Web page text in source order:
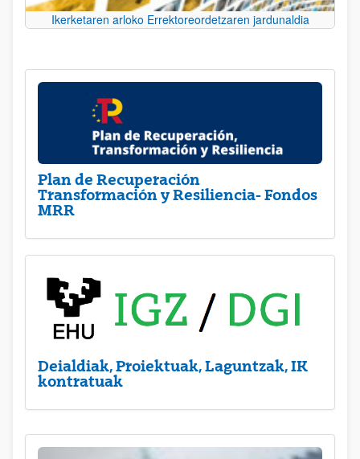
Ikerketaren arloko Errektoreordetzaren jardunaldia
Plan de Recuperación
Transformación y Resiliencia- Fondos
MRR
Deialdiak, Proiektuak, Laguntzak, IK
kontratuak